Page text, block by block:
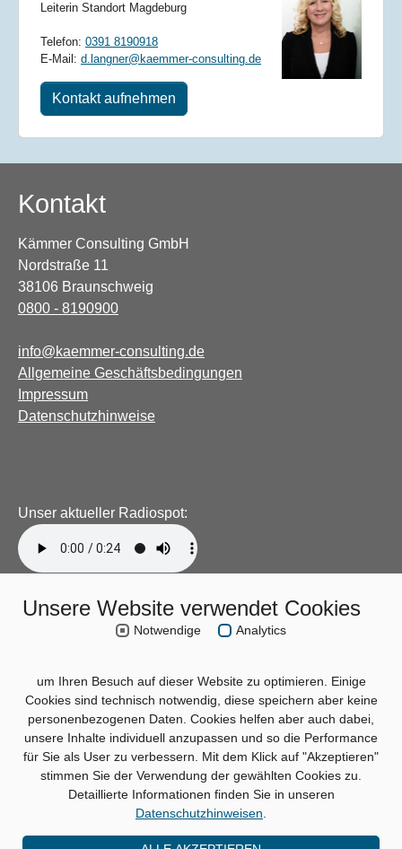
Leiterin Standort Magdeburg
Telefon: 0391 8190918
E-Mail: d.langner@kaemmer-consulting.de
Kontakt aufnehmen
Kontakt
Kämmer Consulting GmbH
Nordstraße 11
38106 Braunschweig
0800 - 8190900
info@kaemmer-consulting.de
Allgemeine Geschäftsbedingungen
Impressum
Datenschutzhinweise
Unser aktueller Radiospot:
Unsere Website verwendet Cookies
Notwendige Analytics
um Ihren Besuch auf dieser Website zu optimieren. Einige
Cookies sind technisch notwendig, diese speichern aber keine
personenbezogenen Daten. Cookies helfen aber auch dabei,
unsere Inhalte individuell anzupassen und so die Performance
für Sie als User zu verbessern. Mit dem Klick auf "Akzeptieren"
stimmen Sie der Verwendung der gewählten Cookies zu.
Detaillierte Informationen finden Sie in unseren
Datenschutzhinweisen